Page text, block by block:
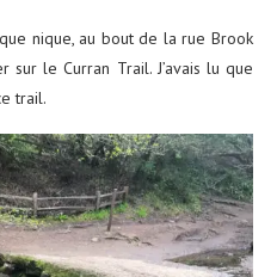
nique, au bout de la rue Brook
sur le Curran Trail. J’avais lu que
trail.